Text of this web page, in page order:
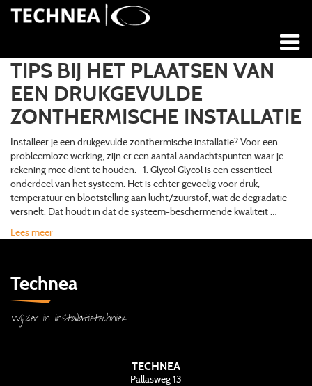
TIPS BIJ HET PLAATSEN VAN
EEN DRUKGEVULDE
ZONTHERMISCHE INSTALLATIE
Installeer je een drukgevulde zonthermische installatie? Voor een
probleemloze werking, zijn er een aantal aandachtspunten waar je
rekening mee dient te houden. 1. Glycol Glycol is een essentieel
onderdeel van het systeem. Het is echter gevoelig voor druk,
temperatuur en blootstelling aan lucht/zuurstof, wat de degradatie
versnelt. Dat houdt in dat de systeem-beschermende kwaliteit …
Lees meer
Technea
Wijzer in Installatietechniek
TECHNEA
Pallasweg 13